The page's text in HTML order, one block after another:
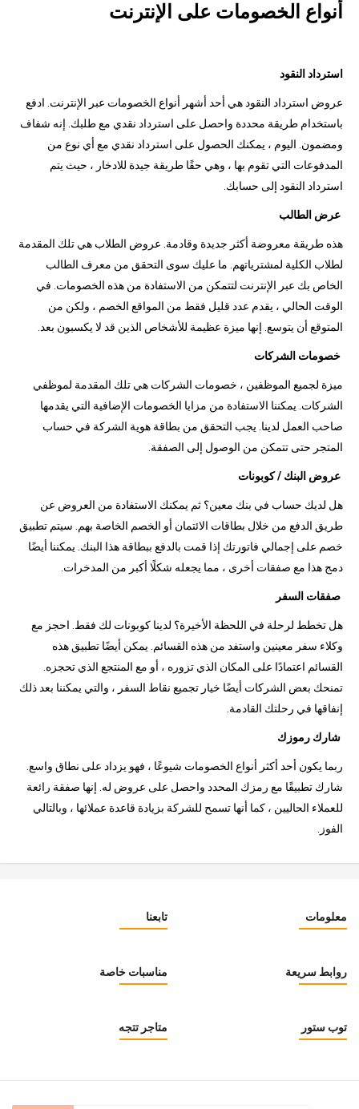
أنواع الخصومات على الإنترنت
استرداد النقود
عروض استرداد النقود هي أحد أشهر أنواع الخصومات عبر الإنترنت. ادفع
باستخدام طريقة محددة واحصل على استرداد نقدي مع طلبك. إنه شفاف
ومضمون. اليوم ، يمكنك الحصول على استرداد نقدي مع أي نوع من
المدفوعات التي تقوم بها ، وهي حقًا طريقة جيدة للادخار ، حيث يتم
استرداد النقود إلى حسابك.
عرض الطالب
هذه طريقة معروضة أكثر جديدة وقادمة. عروض الطلاب هي تلك المقدمة
لطلاب الكلية لمشترياتهم. ما عليك سوى التحقق من معرف الطالب
الخاص بك عبر الإنترنت لتتمكن من الاستفادة من هذه الخصومات. في
الوقت الحالي ، يقدم عدد قليل فقط من المواقع الخصم ، ولكن من
المتوقع أن يتوسع. إنها ميزة عظيمة للأشخاص الذين قد لا يكسبون بعد.
خصومات الشركات
ميزة لجميع الموظفين ، خصومات الشركات هي تلك المقدمة لموظفي
الشركات. يمكننا الاستفادة من مزايا الخصومات الإضافية التي يقدمها
صاحب العمل لدينا. يجب التحقق من بطاقة هوية الشركة في حساب
المتجر حتى تتمكن من الوصول إلى الصفقة.
عروض البنك / كوبونات
هل لديك حساب في بنك معين؟ ثم يمكنك الاستفادة من العروض عن
طريق الدفع من خلال بطاقات الائتمان أو الخصم الخاصة بهم. سيتم تطبيق
خصم على إجمالي فاتورتك إذا قمت بالدفع ببطاقة هذا البنك. يمكننا أيضًا
دمج هذا مع صفقات أخرى ، مما يجعله شكلًا أكبر من المدخرات.
صفقات السفر
هل تخطط لرحلة في اللحظة الأخيرة؟ لدينا كوبونات لك فقط. احجز مع
وكلاء سفر معينين واستفد من هذه القسائم. يمكن أيضًا تطبيق هذه
القسائم اعتمادًا على المكان الذي تزوره ، أو مع المنتجع الذي تحجزه.
تمنحك بعض الشركات أيضًا خيار تجميع نقاط السفر ، والتي يمكننا بعد ذلك
إنفاقها في رحلتك القادمة.
شارك رموزك
ربما يكون أحد أكثر أنواع الخصومات شيوعًا ، فهو يزداد على نطاق واسع.
شارك تطبيقًا مع رمزك المحدد واحصل على عروض له. إنها صفقة رائعة
للعملاء الحاليين ، كما أنها تسمح للشركة بزيادة قاعدة عملائها ، وبالتالي
الفوز.
تابعنا معلومات
مناسبات خاصة روابط سريعة
متاجر تتجه توب ستور